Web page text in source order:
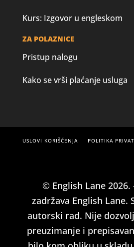
Kurs: Izgovor u engleskom
ZA POLAZNICE
Pristup nalogu
Kako se vrši plaćanje usluga
USLOVI KORIŠĆENJA POLITIKA
© English Lane 2026.
zadržava English Lane.
autorski rad. Nije
preuzimanje i